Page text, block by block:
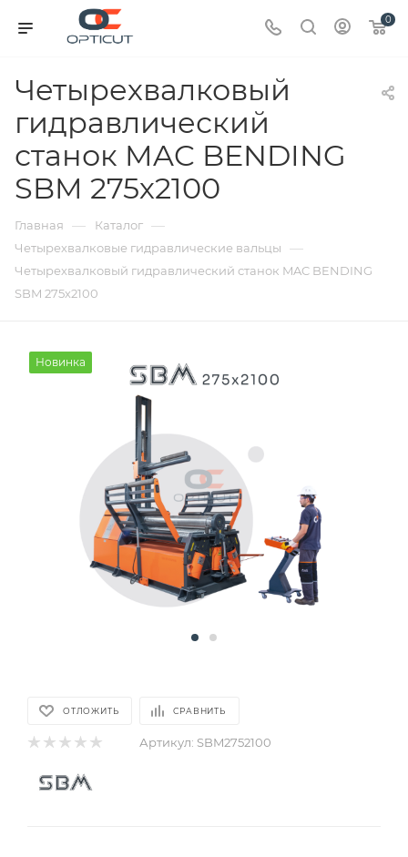
0
Четырехвалковый
гидравлический
станок MAC BENDING
SBM 275х2100
Главная — Каталог —
Четырехвалковые гидравлические вальцы —
Четырехвалковый гидравлический станок MAC BENDING
SBM 275х2100
Новинка
ОТЛОЖИТЬ СРАВНИТЬ
Артикул: SBM2752100